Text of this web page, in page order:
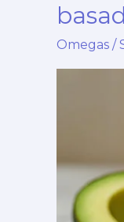
Omegas /